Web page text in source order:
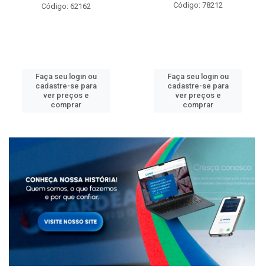
Código: 62162
Faça seu login ou
cadastre-se para
ver preços e
comprar
Código: 78212
Faça seu login ou
cadastre-se para
ver preços e
comprar